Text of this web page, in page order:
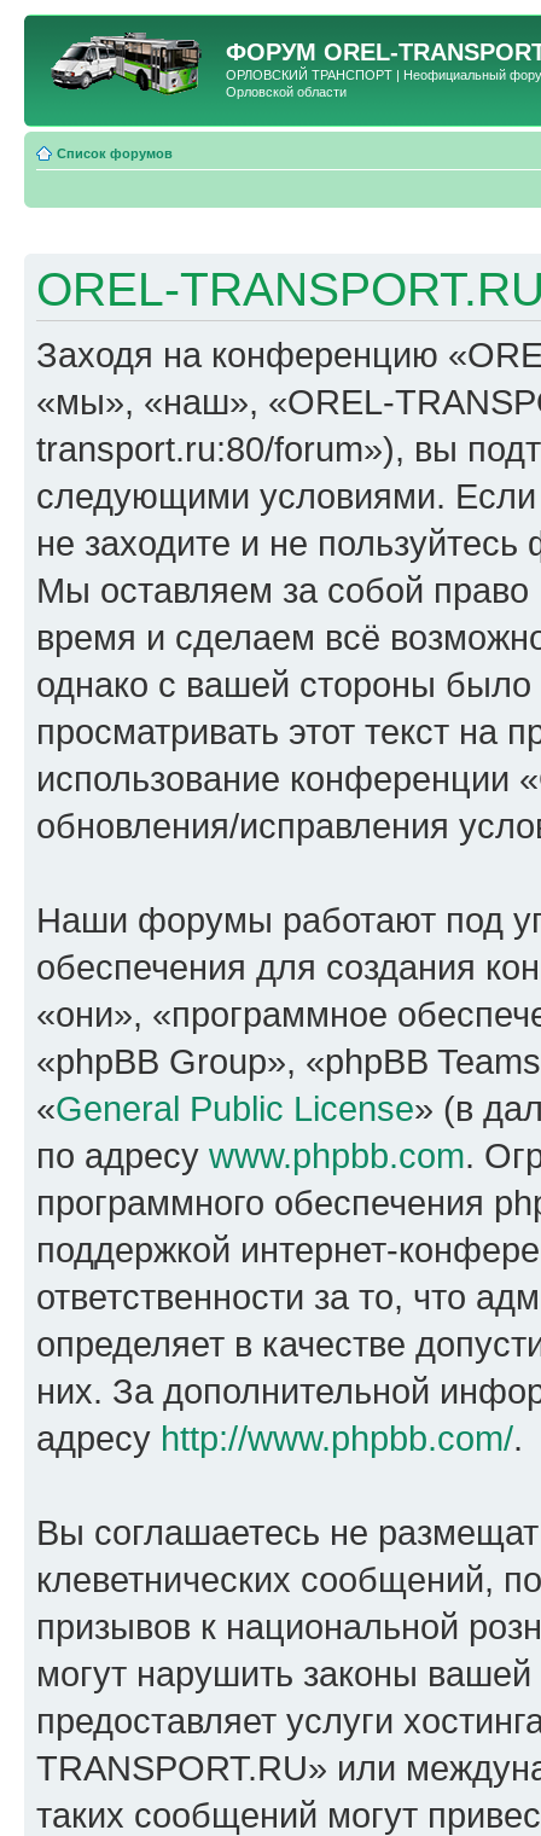
ФОРУМ OREL-
ОРЛОВСКИЙ ТРАНСПОРТ | Неофициальный форум
Орловской области
Список форумов
OREL-
Заходя на конференцию
«мы», «наш», «OREL-
transport.ru:80/forum»), вы
следующими условиями.
не заходите и не
Мы оставляем за собой
время и сделаем всё
однако с вашей стороны
просматривать этот текст на
использование конференции
обновления/исправления
Наши форумы работают под
обеспечения для создания
«они», «программное
«phpBB Group», «phpBB
«General Public License» (в
по адресу www.phpbb.com.
программного обеспечения
поддержкой интернет-
ответственности за то, что
определяет в качестве
них. За дополнительной
адресу http://www.phpbb.com/.
Вы соглашаетесь не
клеветнических сообщений,
призывов к национальной
могут нарушить законы
предоставляет услуги
TRANSPORT.RU» или
таких сообщений могут